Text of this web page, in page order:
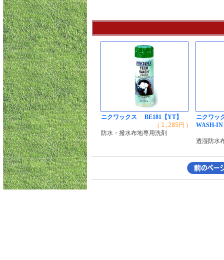
ニクワックス BE181【YT】
( 1,285円 )
防水・撥水布地専用洗剤
ニクワッ
WASH-IN
透湿防水